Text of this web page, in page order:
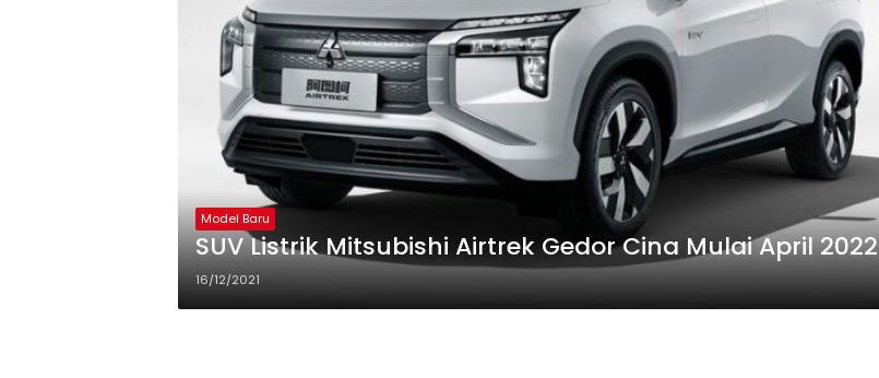
Model Baru
SUV Listrik Mitsubishi Airtrek Gedor Cina Mulai April 2022
16/12/2021